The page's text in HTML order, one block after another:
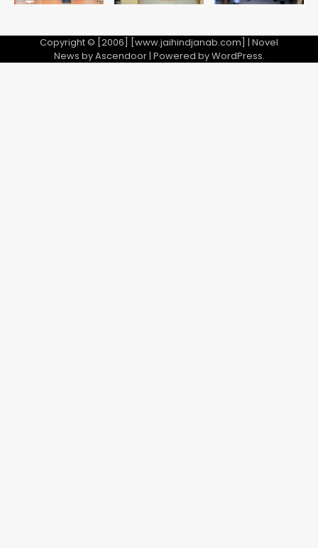
Copyright © [2006] [www.jaihindjanab.com] | Novel
News byAscendoor| Powered byWordPress.